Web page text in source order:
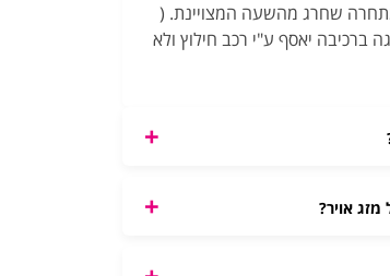
שחרג מהשעה המצויינת. (
ברכיבה יאסף ע"י רכב חילוץ ולא
אויר?